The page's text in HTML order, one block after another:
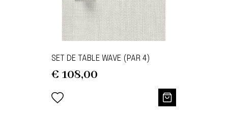
SET DE TABLE WAVE (PAR 4)
€ 108,00